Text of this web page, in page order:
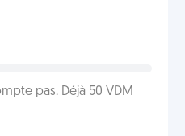
pas. Déjà 50 VDM